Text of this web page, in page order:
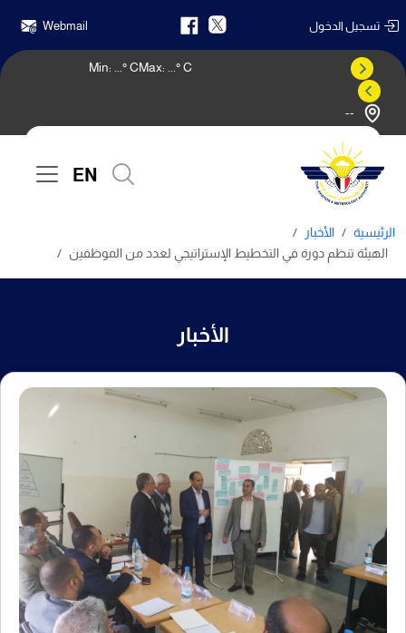
تسجيل الدخول Webmail
--
Max: ° C
Min: ° C
EN
الرئيسية
الأخبار
الهيئة تنظم دورة في التخطيط الإستراتيجي لعدد من الموظفين
الأخبار